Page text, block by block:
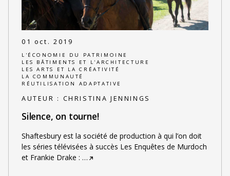
01 oct. 2019
L'ÉCONOMIE DU PATRIMOINE
LES BÂTIMENTS ET L'ARCHITECTURE
LES ARTS ET LA CRÉATIVITÉ
LA COMMUNAUTÉ
RÉUTILISATION ADAPTATIVE
AUTEUR : CHRISTINA JENNINGS
Silence, on tourne!
Shaftesbury est la société de production à qui l’on doit
les séries télévisées à succès Les Enquêtes de Murdoch
et Frankie Drake : …